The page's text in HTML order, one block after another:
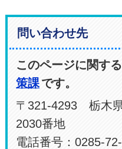
問い合わせ先
このページに関す
策課です。
〒321-4293 栃木
2030番地
電話番号：0285-